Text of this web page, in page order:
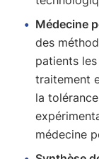
Médecine
des
patients
traitement
la
médecine